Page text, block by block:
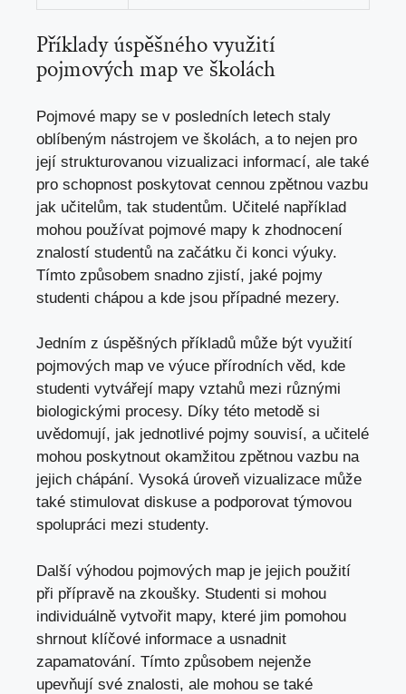
Příklady‍ úspěšného využití
pojmových map ve‍ školách
Pojmové‍ mapy se v posledních letech staly‍
oblíbeným nástrojem ​ve školách, a to​ nejen pro
její strukturovanou vizualizaci informací, ale také
pro schopnost ‍poskytovat cennou ⁢zpětnou vazbu
⁢jak⁤ učitelům, tak studentům. Učitelé například
mohou používat⁢ pojmové mapy k⁣ zhodnocení
znalostí studentů ‍na⁢ začátku⁢ či konci výuky.​
Tímto způsobem snadno zjistí, jaké pojmy
studenti chápou a⁤ kde jsou‍ případné ​mezery.
Jedním z úspěšných příkladů může být​ využití
pojmových map ve výuce přírodních věd, kde
studenti ‍vytvářejí mapy vztahů mezi různými
⁢biologickými‌ procesy. Díky této⁣ metodě si
uvědomují, jak‌ jednotlivé pojmy souvisí,‍ a učitelé
mohou poskytnout okamžitou zpětnou vazbu⁤ na
jejich chápání. Vysoká​ úroveň vizualizace může
také stimulovat diskuse a podporovat ​týmovou
spolupráci mezi​ studenty.
Další⁢ výhodou pojmových map je jejich ⁤použití
⁤při přípravě na ‍zkoušky.⁣ Studenti si mohou
individuálně ‌vytvořit mapy,⁢ které jim pomohou
shrnout klíčové ‍informace a usnadnit
zapamatování. Tímto způsobem nejenže⁤
upevňují své znalosti,⁢ ale mohou se také